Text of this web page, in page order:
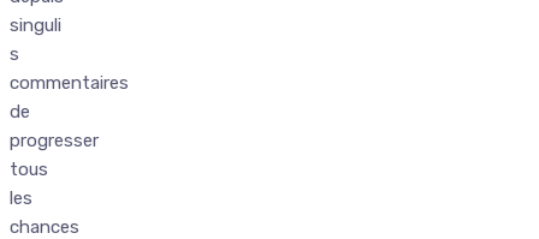
singuli
s
commentaires
de
progresser
tous
les
chances